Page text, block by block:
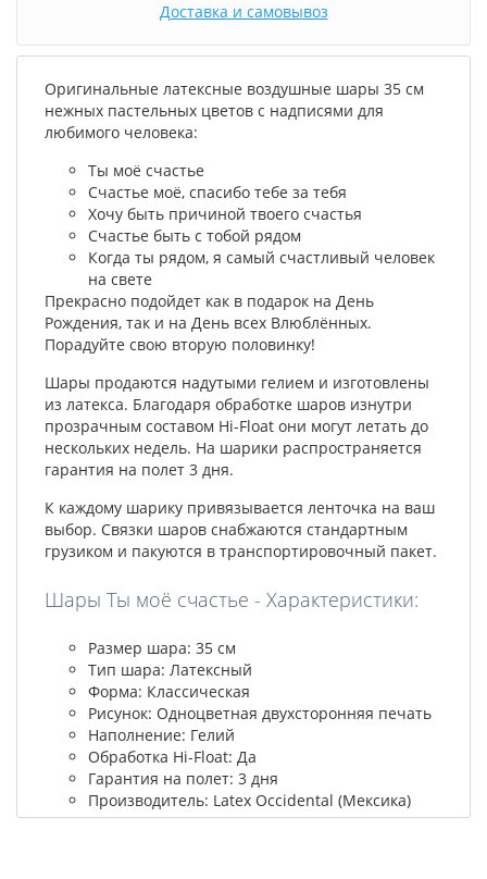
Доставка и самовывоз
Оригинальные латексные воздушные шары 35 см
нежных пастельных цветов с надписями для
любимого человека:
Ты моё счастье
Счастье моё, спасибо тебе за тебя
Хочу быть причиной твоего счастья
Счастье быть с тобой рядом
Когда ты рядом, я самый счастливый человек
на свете
Прекрасно подойдет как в подарок на День
Рождения, так и на День всех Влюблённых.
Порадуйте свою вторую половинку!
Шары продаются надутыми гелием и изготовлены
из латекса. Благодаря обработке шаров изнутри
прозрачным составом Hi-Float они могут летать до
нескольких недель. На шарики распространяется
гарантия на полет 3 дня.
К каждому шарику привязывается ленточка на ваш
выбор. Связки шаров снабжаются стандартным
грузиком и пакуются в транспортировочный пакет.
Шары Ты моё счастье - Характеристики:
Размер шара: 35 см
Тип шара: Латексный
Форма: Классическая
Рисунок: Одноцветная двухсторонняя печать
Наполнение: Гелий
Обработка Hi-Float: Да
Гарантия на полет: 3 дня
Производитель: Latex Occidental (Мексика)